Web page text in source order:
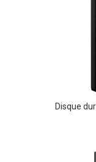
Disque